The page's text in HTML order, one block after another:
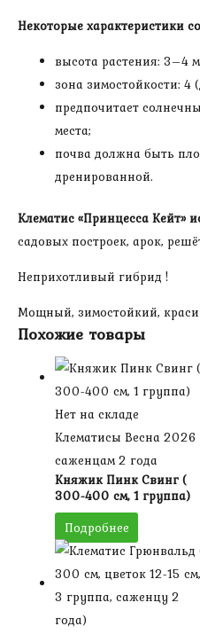
Некоторые характеристики
высота растения: 3–4
зона зимостойкости: 4
предпочитает
места;
почва должна быть
дренированной.
Клематис «Принцесса Кейт»
садовых построек, арок,
Неприхотливый гибрид !
Мощный, зимостойкий,
Похожие товары
Нет на складе
Клематисы Весна 2026
саженцам 2 года
Княжик Пинк Свинг (
300-400 см, 1 группа)
Подробнее